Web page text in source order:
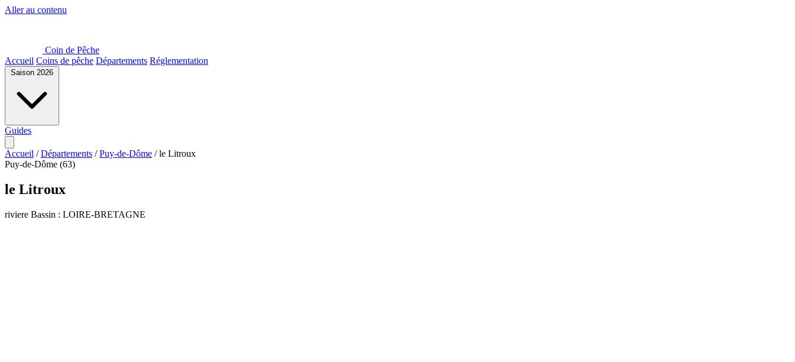
Aller au contenu
Coin de Pêche
Accueil Coins de pêche Départements Réglementation
Saison 2026
Guides
Accueil / Départements / Puy-de-Dôme / le Litroux
Puy-de-Dôme (63)
le Litroux
riviere Bassin : LOIRE-BRETAGNE